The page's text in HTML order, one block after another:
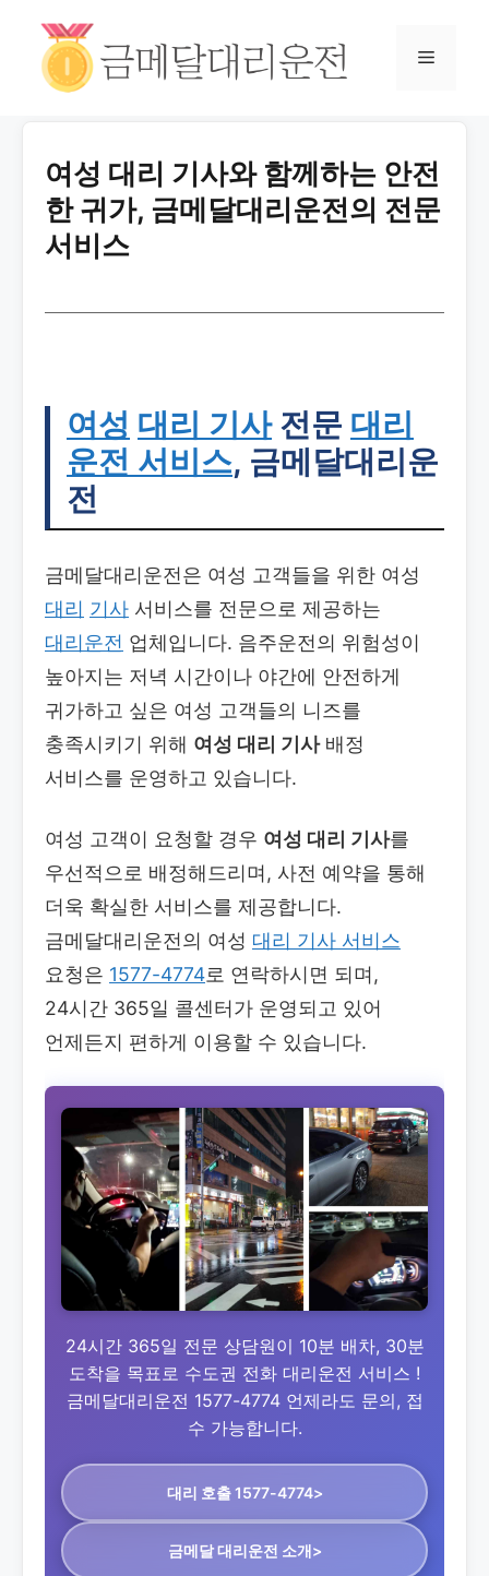
여성 대리 기사와 함께하는 안전
한 귀가, 금메달대리운전의 전문
서비스
여성 대리 기사전문 대리
운전 서비스, 금메달대리운
전
금메달대리운전은 여성 고객들을 위한 여성
대리 기사 서비스를 전문으로 제공하는
대리운전 업체입니다. 음주운전의 위험성이
높아지는 저녁 시간이나 야간에 안전하게
귀가하고 싶은 여성 고객들의 니즈를
충족시키기 위해 여성 대리 기사배정
서비스를 운영하고 있습니다.
여성 고객이 요청할 경우 여성 대리 기사를
우선적으로 배정해드리며, 사전 예약을 통해
더욱 확실한 서비스를 제공합니다.
금메달대리운전의 여성 대리 기사 서비스
요청은 1577-4774로 연락하시면 되며,
24시간 365일 콜센터가 운영되고 있어
언제든지 편하게 이용할 수 있습니다.
24시간 365일 전문 상담원이 10분 배차, 30분
도착을 목표로 수도권 전화 대리운전 서비스 !
금메달대리운전 1577-4774 언제라도 문의, 접
수 가능합니다.
대리 호출 1577-4774>
금메달 대리운전 소개>